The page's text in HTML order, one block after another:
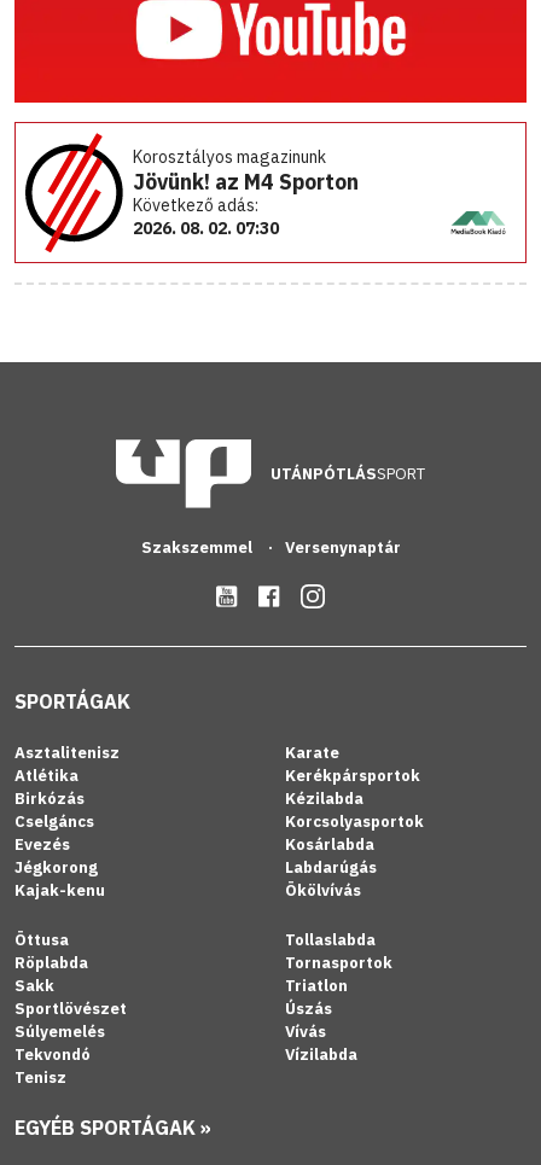
Korosztályos magazinunk
Jövünk! az M4 Sporton
Következő adás:
2026. 08. 02. 07:30
UTÁNPÓTLÁSSPORT
Szakszemmel Versenynaptár
SPORTÁGAK
Asztalitenisz
Atlétika
Birkózás
Cselgáncs
Evezés
Jégkorong
Kajak-kenu
Karate
Kerékpársportok
Kézilabda
Korcsolyasportok
Kosárlabda
Labdarúgás
Ökölvívás
Öttusa
Röplabda
Sakk
Sportlövészet
Súlyemelés
Tekvondó
Tenisz
Tollaslabda
Tornasportok
Triatlon
Úszás
Vívás
Vízilabda
EGYÉB SPORTÁGAK »